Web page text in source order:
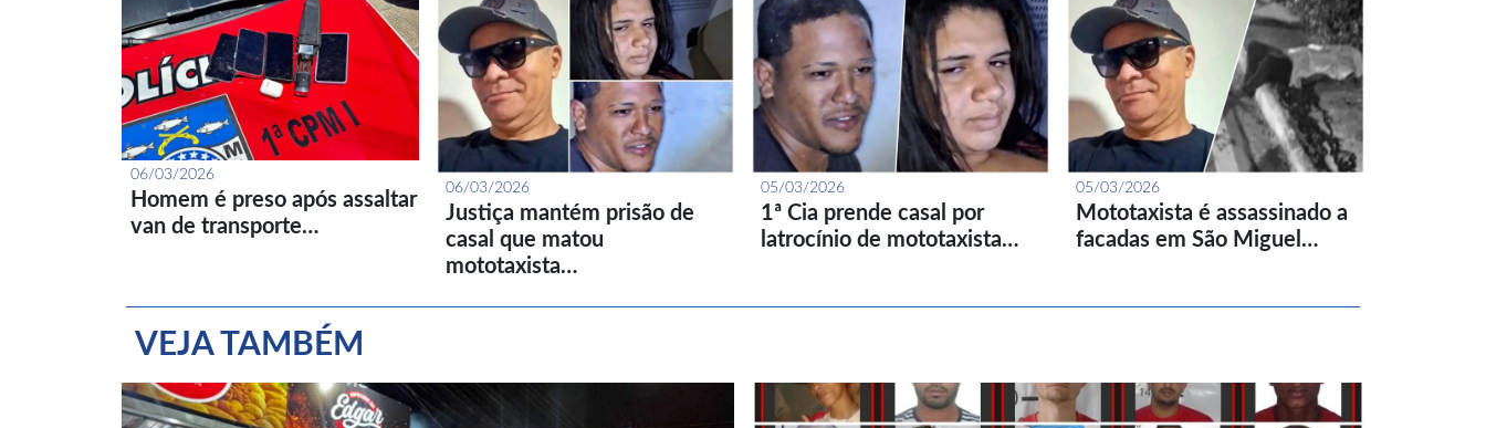
06/03/2026
Homem é preso após assaltar
van de transporte…
06/03/2026
Justiça mantém prisão de
casal que matou
mototaxista…
05/03/2026
1ª Cia prende casal por
latrocínio de mototaxista…
05/03/2026
Mototaxista é assassinado a
facadas em São Miguel…
VEJA TAMBÉM